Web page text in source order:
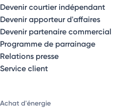
Devenir courtier indépendant
Devenir apporteur d'affaires
Devenir partenaire commercial
Programme de parrainage
Relations presse
Service client
Achat d'énergie